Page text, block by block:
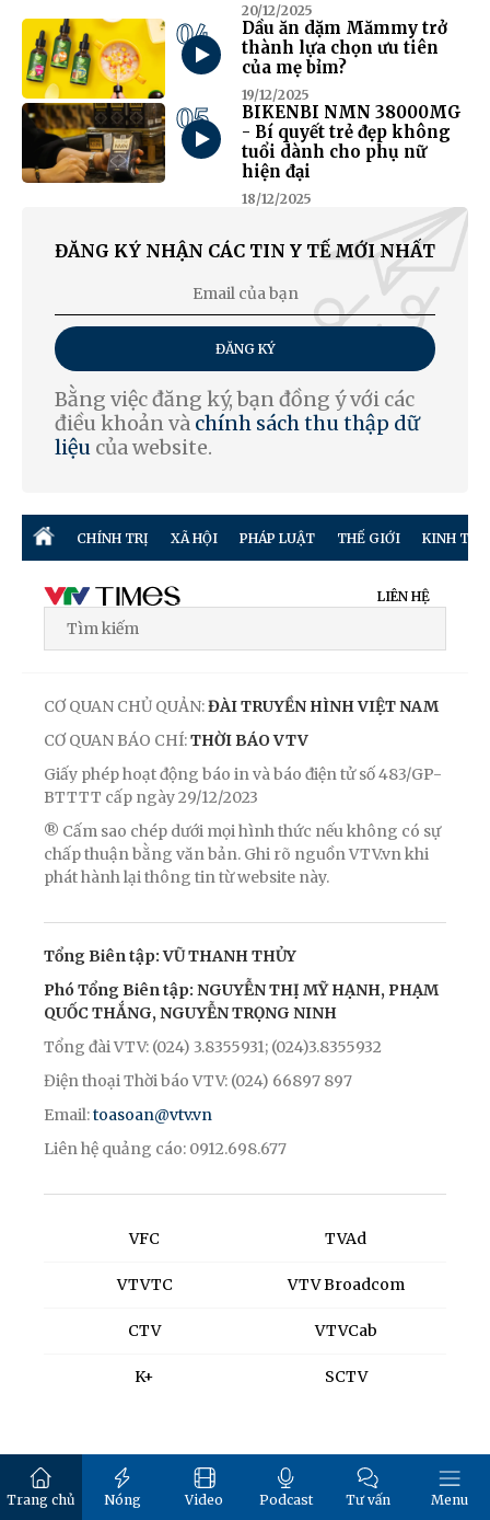
Trang chủ Nóng Video Podcast Tư vấn Menu
20/12/2025
04
Dầu ăn dặm Mămmy trở
thành lựa chọn ưu tiên
của mẹ bỉm?
19/12/2025
05
BIKENBI NMN 38000MG
- Bí quyết trẻ đẹp không
tuổi dành cho phụ nữ
hiện đại
18/12/2025
ĐĂNG KÝ NHẬN CÁC TIN Y TẾ MỚI NHẤT
ĐĂNG KÝ
Bằng việc đăng ký, bạn đồng ý với các
điều khoản và chính sách thu thập dữ
liệu của website.
CHÍNH TRỊ XÃ HỘI PHÁP LUẬT THẾ GIỚI KINH TẾ
LIÊN HỆ
CƠ QUAN CHỦ QUẢN:ĐÀI TRUYỀN HÌNH VIỆT NAM
CƠ QUAN BÁO CHÍ:THỜI BÁO VTV
Giấy phép hoạt động báo in và báo điện tử số 483/GP-
BTTTT cấp ngày 29/12/2023
® Cấm sao chép dưới mọi hình thức nếu không có sự
chấp thuận bằng văn bản. Ghi rõ nguồn VTV.vn khi
phát hành lại thông tin từ website này.
Tổng Biên tập: VŨ THANH THỦY
Phó Tổng Biên tập: NGUYỄN THỊ MỸ HẠNH, PHẠM
QUỐC THẮNG, NGUYỄN TRỌNG NINH
Tổng đài VTV: (024) 3.8355931; (024)3.8355932
Điện thoại Thời báo VTV: (024) 66897 897
Email:toasoan@vtv.vn
Liên hệ quảng cáo: 0912.698.677
VFC
VTVTC
CTV
K+
TVAd
VTV Broadcom
VTVCab
SCTV